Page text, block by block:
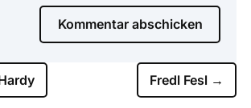
Kommentar abschicken
Fredl Fesl →